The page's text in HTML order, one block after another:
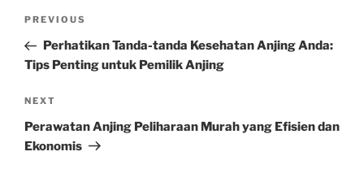
Previous
Post
PREVIOUS
Perhatikan Tanda-tanda Kesehatan Anjing Anda:
Tips Penting untuk Pemilik Anjing
Next
Post
NEXT
Perawatan Anjing Peliharaan Murah yang Efisien dan
Ekonomis